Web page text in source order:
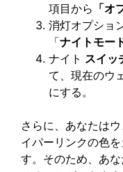
項目から 「オ
消灯オプショ
「ナイトモー
ナイト スイッ
て、現在のウ
にする。
さらに、あなたは
イパーリンクの色
す。そのため、あ